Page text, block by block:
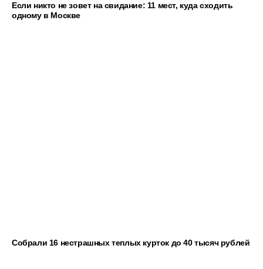
Если никто не зовет на свидание: 11 мест, куда сходить
одному в Москве
Собрали 16 нестрашных теплых курток до 40 тысяч рублей